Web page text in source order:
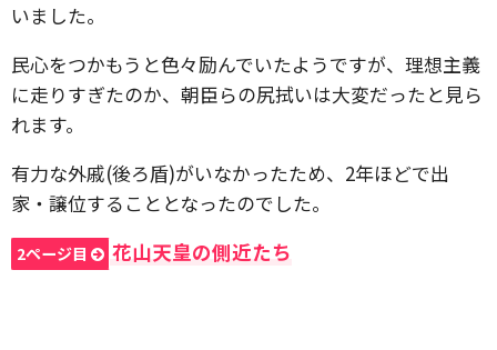
いました。
民心をつかもうと色々励んでいたようですが、理想主義
に走りすぎたのか、朝臣らの尻拭いは大変だったと見ら
れます。
有力な外戚(後ろ盾)がいなかったため、2年ほどで出
家・譲位することとなったのでした。
2ページ目 花山天皇の側近たち